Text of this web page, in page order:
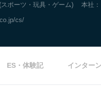
ポーツ・玩具・ゲーム) 本社：
cs/
ES・体験記 インターン